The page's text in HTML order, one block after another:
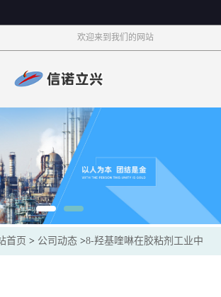
欢迎来到我们的网站
首页 > 公司动态 >8-羟基喹啉在胶粘剂工业中